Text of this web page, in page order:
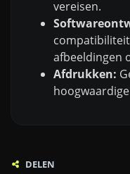
vereisen.
afbeeldingen
Afdrukken:
DELEN